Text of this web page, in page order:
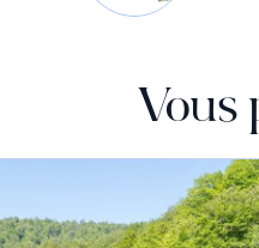
Vous